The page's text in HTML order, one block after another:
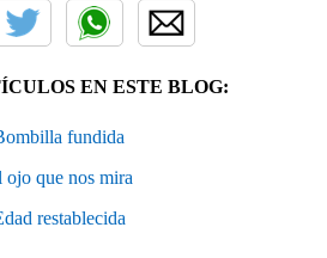
EN ESTE BLOG:
fundida
ojo que nos mira
restablecida